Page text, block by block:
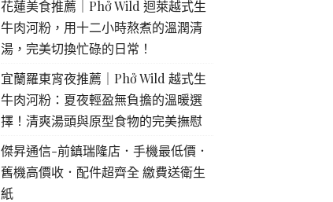
花蓮美食推薦｜Phở Wild 迴萊越式生
牛肉河粉，用十二小時熬煮的溫潤清
湯，完美切換忙碌的日常！
宜蘭羅東宵夜推薦｜Phở Wild 越式生
牛肉河粉：夏夜輕盈無負擔的溫暖選
擇！清爽湯頭與原型食物的完美撫慰
傑昇通信-前鎮瑞隆店．手機最低價．
舊機高價收．配件超齊全 繳費送衛生
紙